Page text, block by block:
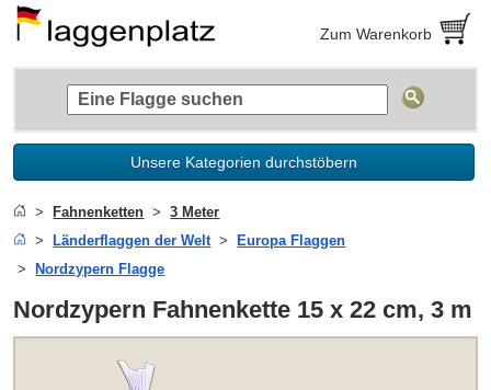
Zum Warenkorb
Unsere Kategorien durchstöbern
Fahnenketten
3 Meter
Länderflaggen der Welt
Europa Flaggen
Nordzypern Flagge
Nordzypern Fahnenkette 15 x 22 cm, 3 m